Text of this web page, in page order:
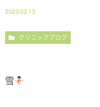
2023.02.13
クリニックブログ
雪